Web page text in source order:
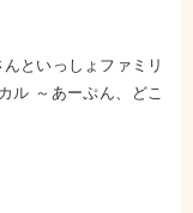
といっしょファミリ
ル ～あーぷん、どこ